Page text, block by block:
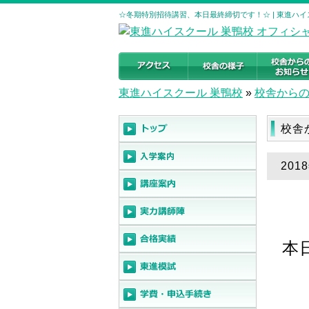
☆冬期特別招待講習、本日最終締切です！☆ | 東進ハ
東進ハイスクール 巣鴨校 » 校舎から
校舎
本